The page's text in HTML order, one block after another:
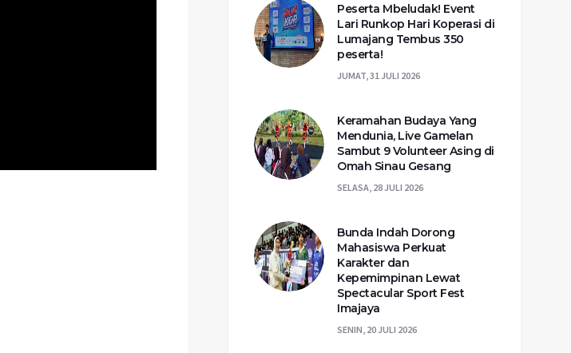
Peserta Mbeludak! Event
Lari Runkop Hari Koperasi di
Lumajang Tembus 350
peserta!
JUMAT, 31 JULI 2026
Keramahan Budaya Yang
Mendunia, Live Gamelan
Sambut 9 Volunteer Asing di
Omah Sinau Gesang
SELASA, 28 JULI 2026
Bunda Indah Dorong
Mahasiswa Perkuat
Karakter dan
Kepemimpinan Lewat
Spectacular Sport Fest
Imajaya
SENIN, 20 JULI 2026